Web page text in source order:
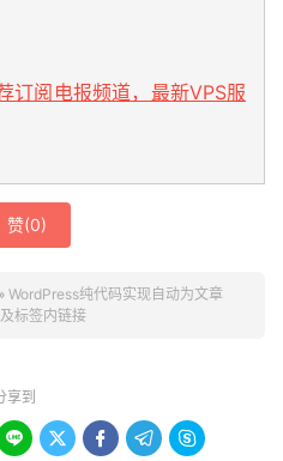
订阅电报频道，最新VPS服
赞(0)
» WordPress纯代码实现自动为文章
标签内链接
享到
    